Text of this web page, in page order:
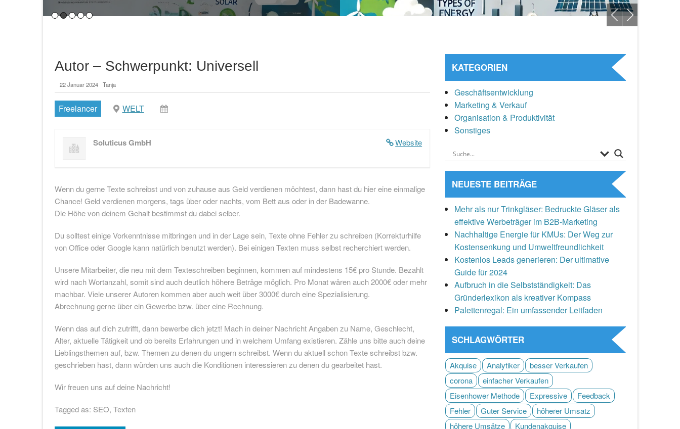
Einführung in nachhaltige Energie für KMUs
Lesen…
Autor – Schwerpunkt: Universell
22 Januar 2024 Tanja
Freelancer WELT
Website
Soluticus GmbH
Wenn du gerne Texte schreibst und von zuhause aus Geld verdienen möchtest, dann hast du hier eine einmalige
Chance! Geld verdienen morgens, tags über oder nachts, vom Bett aus oder in der Badewanne.
Die Höhe von deinem Gehalt bestimmst du dabei selber.
Du solltest einige Vorkenntnisse mitbringen und in der Lage sein, Texte ohne Fehler zu schreiben (Korrekturhilfe
von Office oder Google kann natürlich benutzt werden). Bei einigen Texten muss selbst recherchiert werden.
Unsere Mitarbeiter, die neu mit dem Texteschreiben beginnen, kommen auf mindestens 15€ pro Stunde. Bezahlt
wird nach Wortanzahl, somit sind auch deutlich höhere Beträge möglich. Pro Monat wären auch 2000€ oder mehr
machbar. Viele unserer Autoren kommen aber auch weit über 3000€ durch eine Spezialisierung.
Abrechnung gerne über ein Gewerbe bzw. über eine Rechnung.
Wenn das auf dich zutrifft, dann bewerbe dich jetzt! Mach in deiner Nachricht Angaben zu Name, Geschlecht,
Alter, aktuelle Tätigkeit und ob bereits Erfahrungen und in welchem Umfang existieren. Zähle uns bitte auch deine
Lieblingsthemen auf, bzw. Themen zu denen du ungern schreibst. Wenn du aktuell schon Texte schreibst bzw.
geschrieben hast, dann würden uns auch die Konditionen interessieren zu denen du gearbeitet hast.
Wir freuen uns auf deine Nachricht!
Tagged as: SEO, Texten
KATEGORIEN
Geschäftsentwicklung
Marketing & Verkauf
Organisation & Produktivität
Sonstiges
NEUESTE BEITRÄGE
Mehr als nur Trinkgläser: Bedruckte Gläser als
effektive Werbeträger im B2B-Marketing
Nachhaltige Energie für KMUs: Der Weg zur
Kostensenkung und Umweltfreundlichkeit
Kostenlos Leads generieren: Der ultimative
Guide für 2024
Aufbruch in die Selbstständigkeit: Das
Gründerlexikon als kreativer Kompass
Palettenregal: Ein umfassender Leitfaden
SCHLAGWÖRTER
Akquise Analytiker
besser Verkaufen
corona
einfacher Verkaufen
Eisenhower Methode
Expressive
Feedback
Fehler
Guter Service
höherer Umsatz
höhere Umsätze
Kundenakquise